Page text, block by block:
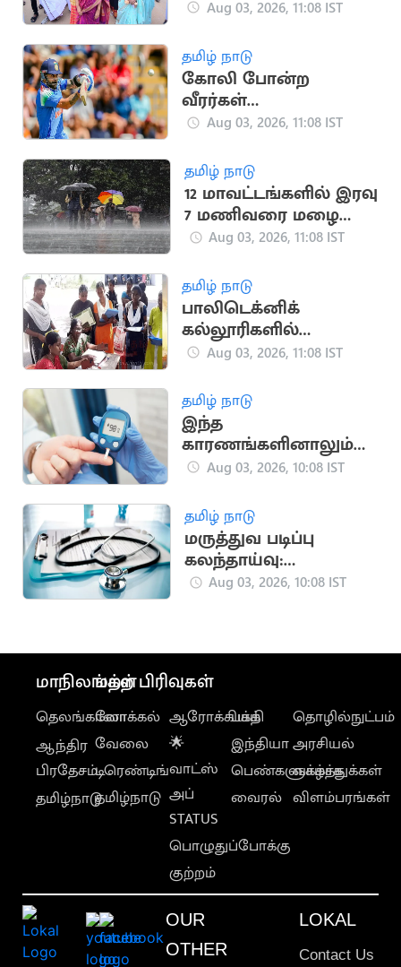
மார்க்கண்டேயன்:
Aug 03, 2026, 11:08 IST
தமிழ் நாடு
கோலி போன்ற
வீரர்கள்
கிரிக்கெட்டுக்கு
நடுவர் கருத்து
Aug 03, 2026, 11:08 IST
தமிழ் நாடு
12 மாவட்டங்களில் இரவு
7 மணிவரை மழை
பெய்ய வாய்ப்பு
Aug 03, 2026, 11:08 IST
தமிழ் நாடு
பாலிடெக்னிக்
கல்லூரிகளில்
மாணவர் சேர்க்கை 31-
Aug 03, 2026, 11:08 IST
தமிழ் நாடு
இந்த
காரணங்களினாலும்
உங்களுக்கு நீரிழிவு
வாய்ப்புள்ளது
Aug 03, 2026, 10:08 IST
தமிழ் நாடு
மருத்துவ படிப்பு
கலந்தாய்வு:
மாணவர்கள்
Aug 03, 2026, 10:08 IST
மாநிலங்கள்
தெலங்கானா
ஆந்திர
பிரதேசம்
தமிழ்நாடு
மற்ற பிரிவுகள்
லோக்கல்
வேலை
டிரெண்டிங்
தமிழ்நாடு
ஆரோக்கியம்
🌟
வாட்ஸ்
அப்
STATUS
பொழுதுப்போக்கு
குற்றம்
பக்தி
இந்தியா
பெண்களுக்காக
வைரல்
தொழில்நுட்பம்
அரசியல்
வாழ்த்துக்கள்
விளம்பரங்கள்
OUR
OTHER
LOKAL
Contact Us